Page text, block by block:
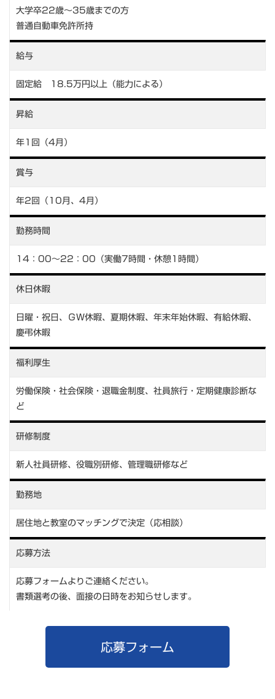
大学卒22歳～35歳までの方
普通自動車免許所持
給与
固定給 18.5万円以上（能力による）
昇給
年1回（4月）
賞与
年2回（10月、4月）
勤務時間
14：00～22：00（実働7時間・休憩1時間）
休日休暇
日曜・祝日、ＧＷ休暇、夏期休暇、年末年始休暇、有給休暇、
慶弔休暇
福利厚生
労働保険・社会保険・退職金制度、社員旅行・定期健康診断な
ど
研修制度
新人社員研修、役職別研修、管理職研修など
勤務地
居住地と教室のマッチングで決定（応相談）
応募方法
応募フォームよりご連絡ください。
書類選考の後、面接の日時をお知らせします。
応募フォーム